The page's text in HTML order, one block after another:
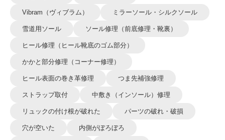
Vibram（ヴィブラム） ミラーソール・シルクソール
雪道用ソール ソール修理（前底修理・靴裏）
ヒール修理（ヒール靴底のゴム部分）
かかと部分修理（コーナー修理）
ヒール表面の巻き革修理 つま先補強修理
ストラップ取付 中敷き（インソール）修理
リュックの付け根が破れた パーツの破れ・破損
穴が空いた 内側がぼろぼろ